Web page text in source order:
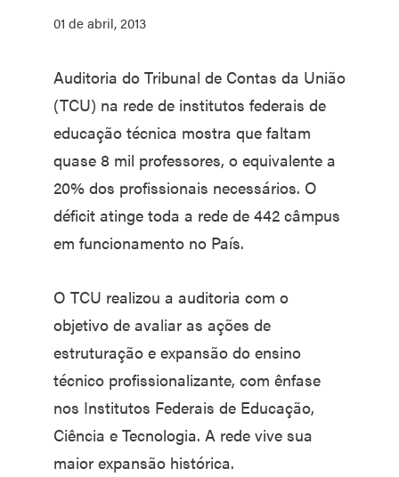
01 de abril, 2013
Auditoria do Tribunal de Contas da União
(TCU) na rede de institutos federais de
educação técnica mostra que faltam
quase 8 mil professores, o equivalente a
20% dos profissionais necessários. O
déficit atinge toda a rede de 442 câmpus
em funcionamento no País.
O TCU realizou a auditoria com o
objetivo de avaliar as ações de
estruturação e expansão do ensino
técnico profissionalizante, com ênfase
nos Institutos Federais de Educação,
Ciência e Tecnologia. A rede vive sua
maior expansão histórica.